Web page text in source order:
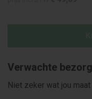
Verwachte
Niet zeker wat jou